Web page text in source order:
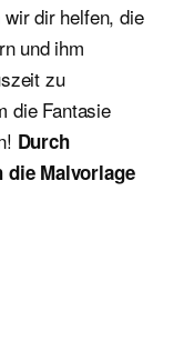
dir helfen, die
und ihm
zu
die Fantasie
Durch
Malvorlage